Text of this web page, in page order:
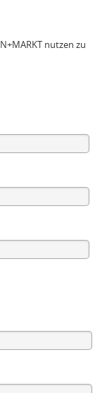
nutzen zu